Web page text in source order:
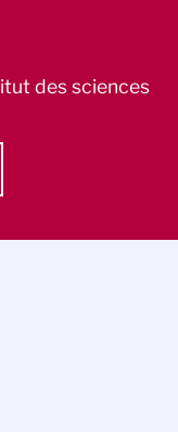
des sciences